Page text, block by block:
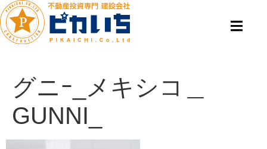
グニｰ_メキシコ＿
GUNNI_